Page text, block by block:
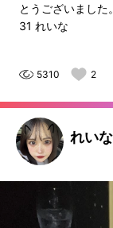
とうございまし
31 れいな
5310 2
れいな